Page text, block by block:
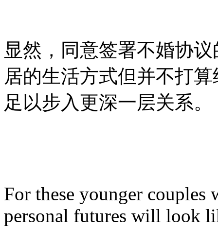
显然，同意签署不婚协
居的生活方式但并不打
足以步入更深一层关系。
For these younger
personal futures will look